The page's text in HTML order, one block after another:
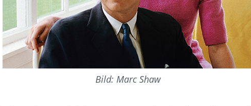
Bild: Marc Shaw